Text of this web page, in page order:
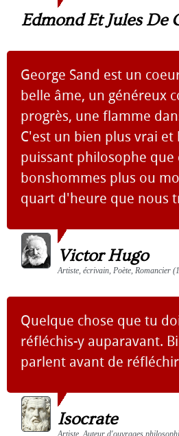
Edmond Et Jules De
George Sand est un
belle âme, un généreux
progrès, une flamme
C'est un bien plus vrai et
puissant philosophe que
bonshommes plus ou
quart d'heure que nous
Victor Hugo
Artiste, écrivain, Poète, Romancier
Quelque chose que tu
réfléchis-y auparavant.
parlent avant de
Isocrate
Artiste, Auteur d'ouvrages